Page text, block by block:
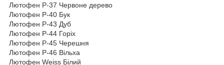
Лютофен Р-37 Червоне дерево
Лютофен Р-40 Бук
Лютофен Р-43 Дуб
Лютофен Р-44 Горіх
Лютофен Р-45 Черешня
Лютофен Р-46 Вільха
Лютофен Weiss Білий